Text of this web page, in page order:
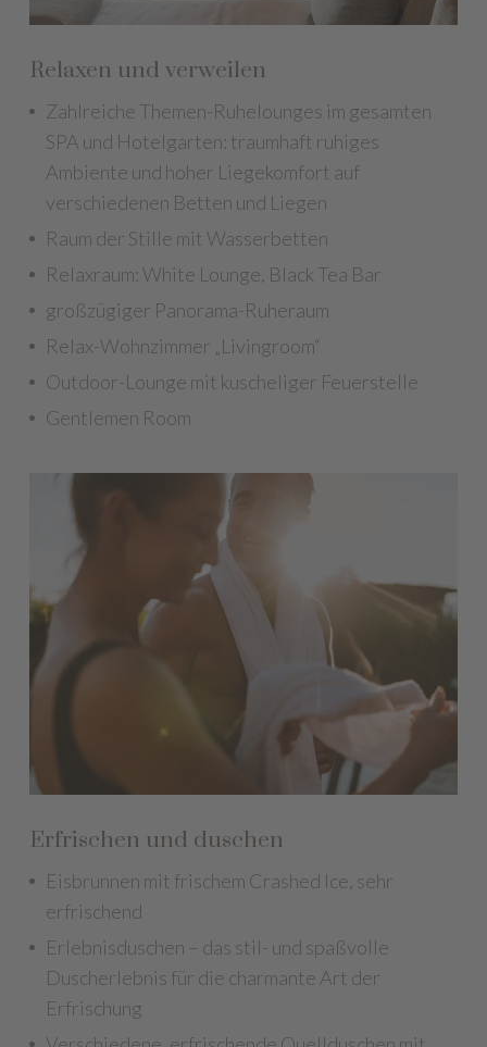
Relaxen und verweilen
Zahlreiche Themen-Ruhelounges im gesamten
SPA und Hotelgarten: traumhaft ruhiges
Ambiente und hoher Liegekomfort auf
verschiedenen Betten und Liegen
Raum der Stille mit Wasserbetten
Relaxraum: White Lounge, Black Tea Bar
großzügiger Panorama-Ruheraum
Relax-Wohnzimmer „Livingroom“
Outdoor-Lounge mit kuscheliger Feuerstelle
Gentlemen Room
Erfrischen und duschen
Eisbrunnen mit frischem Crashed Ice, sehr
erfrischend
Erlebnisduschen – das stil- und spaßvolle
Duscherlebnis für die charmante Art der
Erfrischung